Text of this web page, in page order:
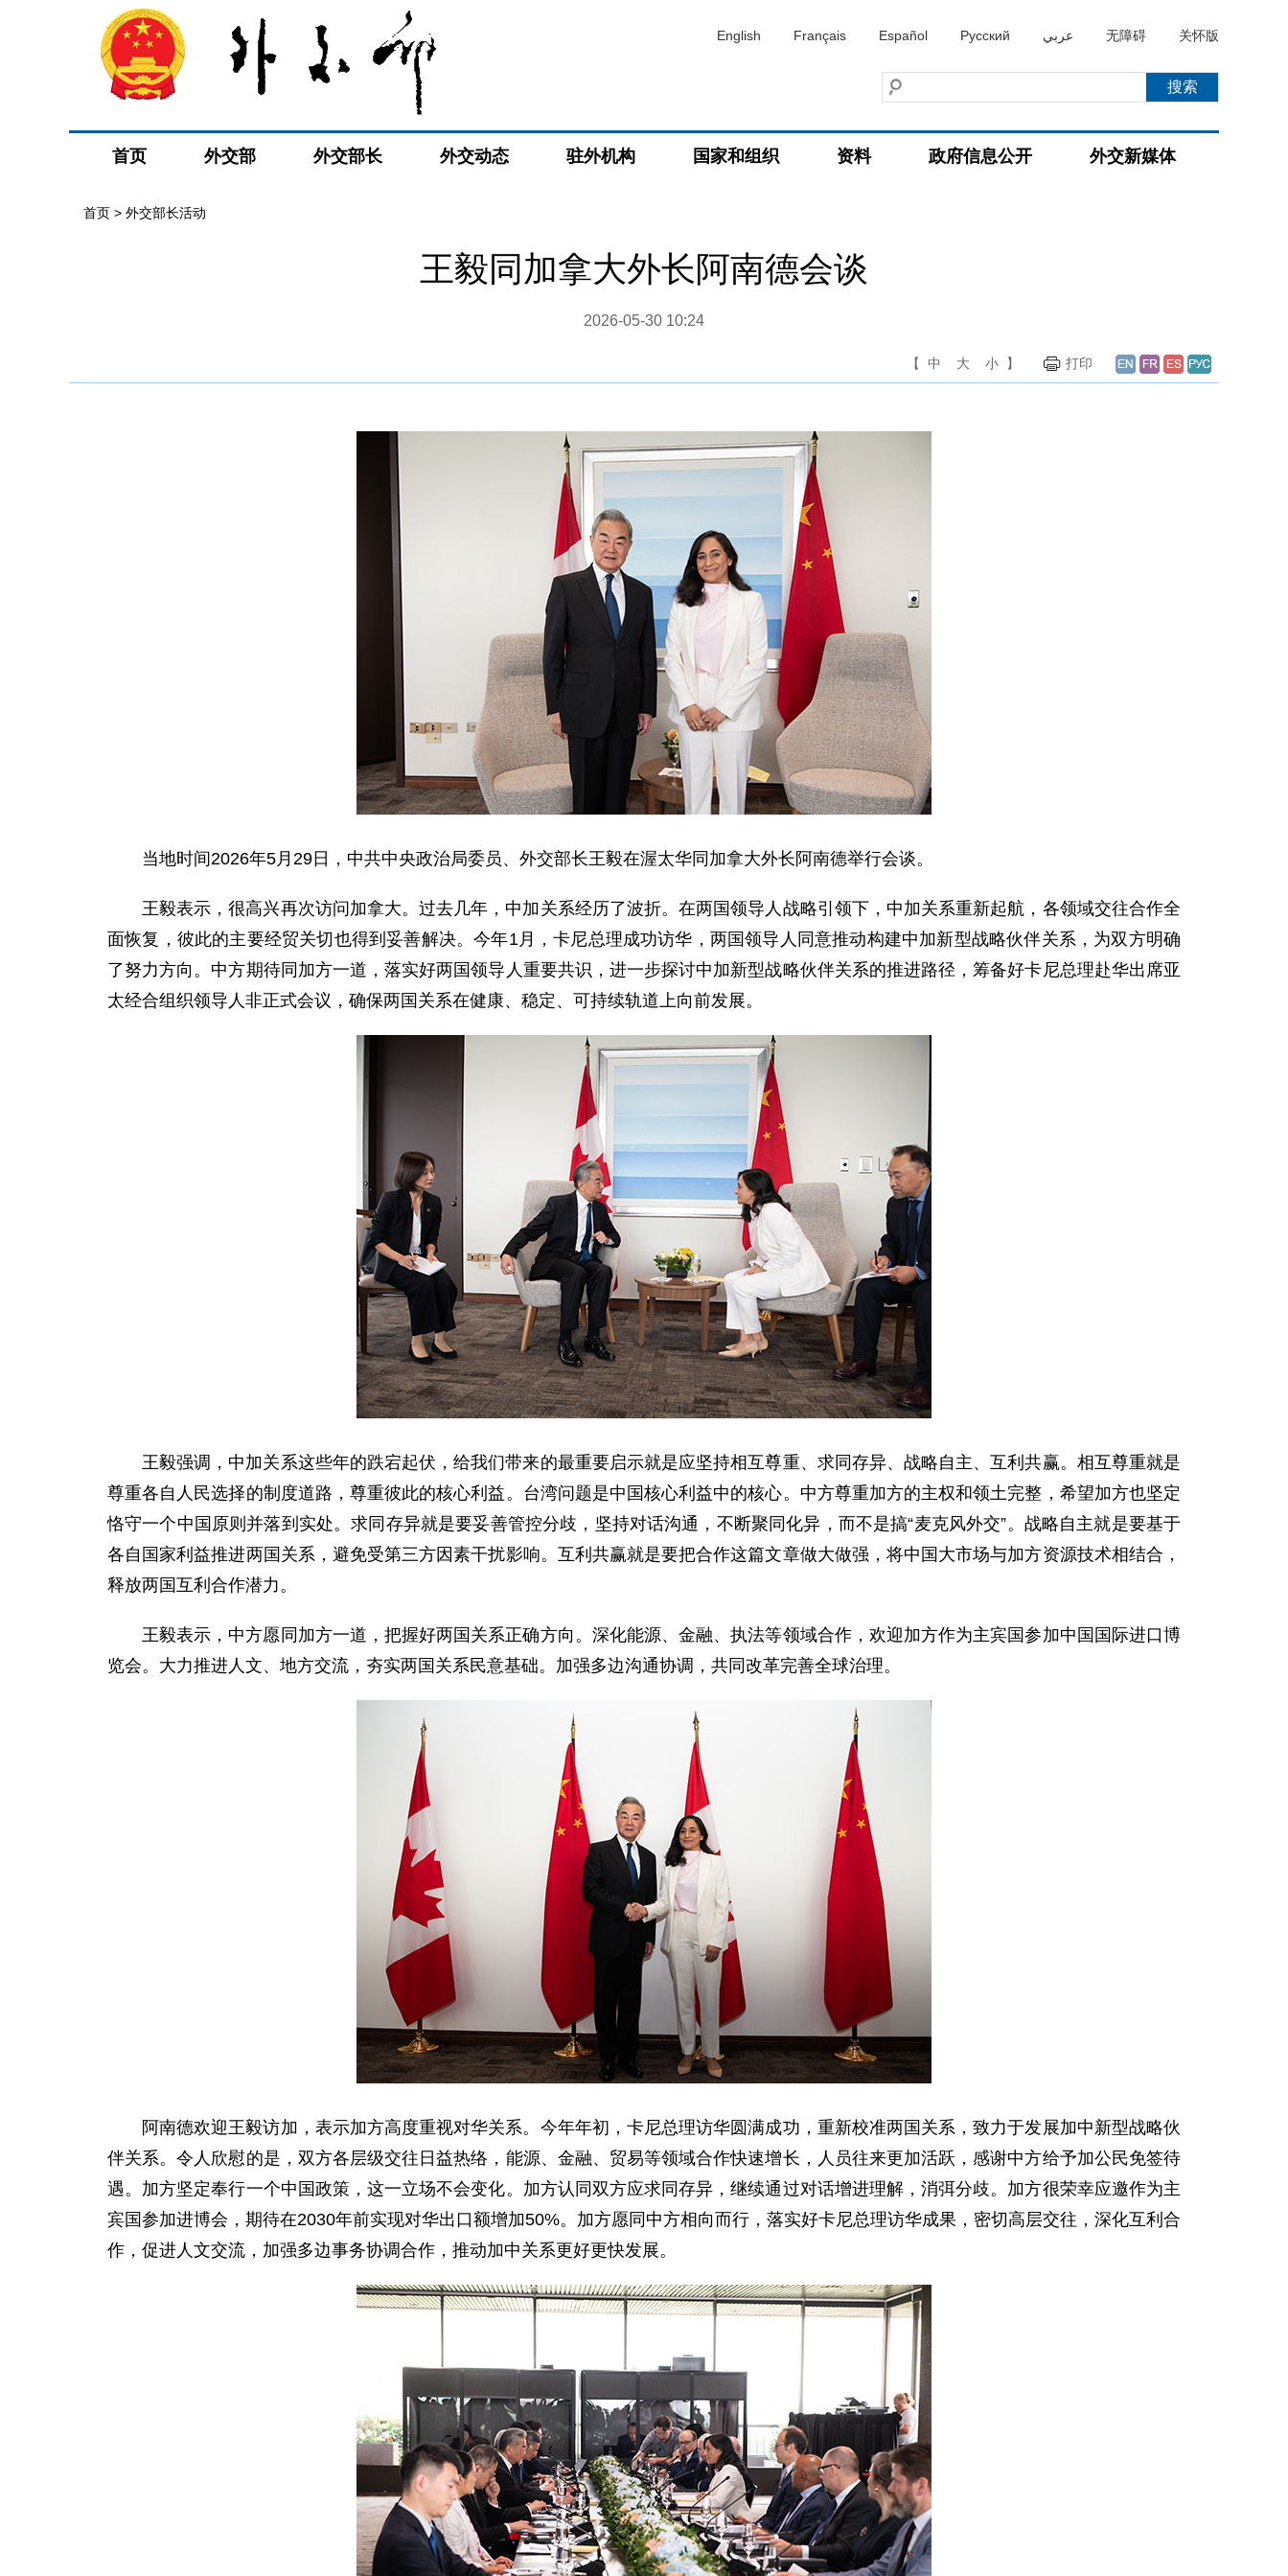
English Français Español Русский عربي 无障碍 关怀版
首页 外交部 外交部长 外交动态 驻外机构 国家和组织 资料 政府信息公开 外交新媒体
首页 > 外交部长活动
王毅同加拿大外长阿南德会谈
2026-05-30 10:24
【 中 大 小 】 打印
当地时间2026年5月29日，中共中央政治局委员、外交部长王毅在渥太华同加拿大外长阿南德举行会谈。
王毅表示，很高兴再次访问加拿大。过去几年，中加关系经历了波折。在两国领导人战略引领下，中加关系重新起航，各领域交往合作全
面恢复，彼此的主要经贸关切也得到妥善解决。今年1月，卡尼总理成功访华，两国领导人同意推动构建中加新型战略伙伴关系，为双方明确
了努力方向。中方期待同加方一道，落实好两国领导人重要共识，进一步探讨中加新型战略伙伴关系的推进路径，筹备好卡尼总理赴华出席亚
太经合组织领导人非正式会议，确保两国关系在健康、稳定、可持续轨道上向前发展。
王毅强调，中加关系这些年的跌宕起伏，给我们带来的最重要启示就是应坚持相互尊重、求同存异、战略自主、互利共赢。相互尊重就是
尊重各自人民选择的制度道路，尊重彼此的核心利益。台湾问题是中国核心利益中的核心。中方尊重加方的主权和领土完整，希望加方也坚定
恪守一个中国原则并落到实处。求同存异就是要妥善管控分歧，坚持对话沟通，不断聚同化异，而不是搞“麦克风外交”。战略自主就是要基于
各自国家利益推进两国关系，避免受第三方因素干扰影响。互利共赢就是要把合作这篇文章做大做强，将中国大市场与加方资源技术相结合，
释放两国互利合作潜力。
王毅表示，中方愿同加方一道，把握好两国关系正确方向。深化能源、金融、执法等领域合作，欢迎加方作为主宾国参加中国国际进口博
览会。大力推进人文、地方交流，夯实两国关系民意基础。加强多边沟通协调，共同改革完善全球治理。
阿南德欢迎王毅访加，表示加方高度重视对华关系。今年年初，卡尼总理访华圆满成功，重新校准两国关系，致力于发展加中新型战略伙
伴关系。令人欣慰的是，双方各层级交往日益热络，能源、金融、贸易等领域合作快速增长，人员往来更加活跃，感谢中方给予加公民免签待
遇。加方坚定奉行一个中国政策，这一立场不会变化。加方认同双方应求同存异，继续通过对话增进理解，消弭分歧。加方很荣幸应邀作为主
宾国参加进博会，期待在2030年前实现对华出口额增加50%。加方愿同中方相向而行，落实好卡尼总理访华成果，密切高层交往，深化互利合
作，促进人文交流，加强多边事务协调合作，推动加中关系更好更快发展。